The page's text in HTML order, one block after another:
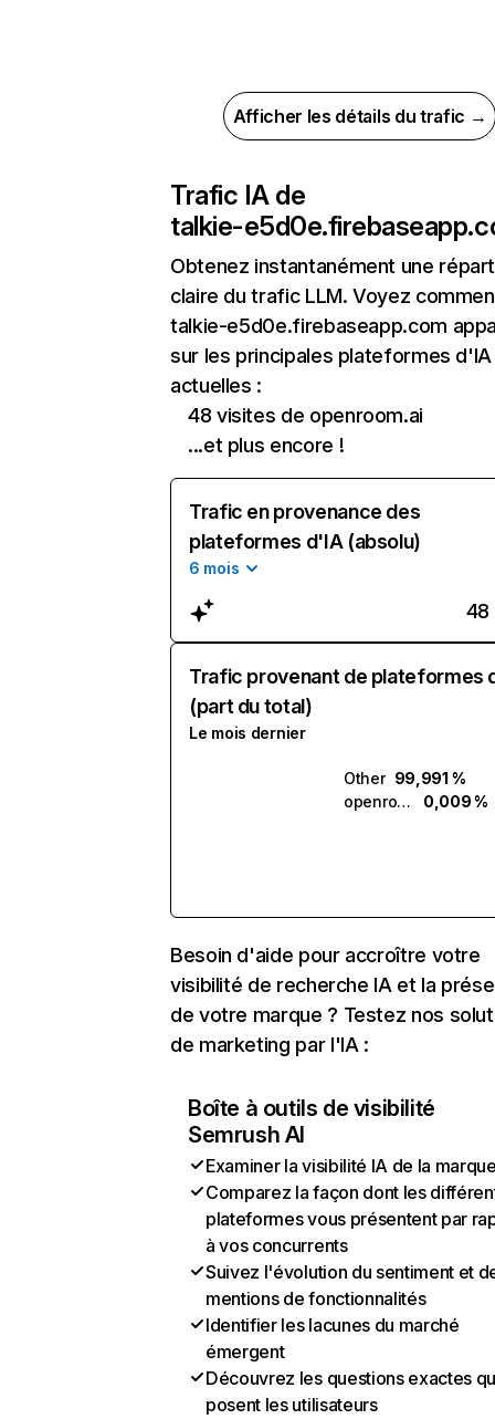
Afficher les détails du trafic →
Trafic IA de
talkie-
Obtenez instantanément une
claire du trafic LLM. Voyez
talkie-e5d0e.firebaseapp.com
sur les principales plateformes d'IA
actuelles :
48 visites de openroom.ai
...et plus encore !
Trafic en provenance des
plateformes d'IA (absolu)
6 mois
48
Trafic provenant de plateformes
(part du total)
Le mois dernier
Other 99,991 %
openroom.ai
0,009 %
Besoin d'aide pour accroître votre
visibilité de recherche IA et la
de votre marque ? Testez nos
de marketing par l'IA :
Boîte à outils de visibilité
Semrush AI
Examiner la visibilité IA de la
Comparez la façon dont les
plateformes vous présentent par
à vos concurrents
Suivez l'évolution du sentiment et
mentions de fonctionnalités
Identifier les lacunes du marché
émergent
Découvrez les questions exactes
posent les utilisateurs